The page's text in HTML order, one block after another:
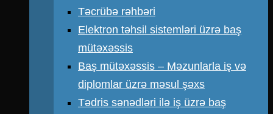
Təcrübə rəhbəri
Elektron təhsil sistemləri üzrə baş
mütəxəssis
Baş mütəxəssis – Məzunlarla iş və
diplomlar üzrə məsul şəxs
Tədris sənədləri ilə iş üzrə baş